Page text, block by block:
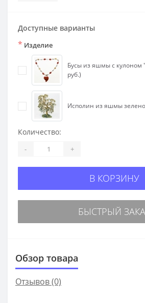
Доступные варианты
* Изделие
Бусы из яшмы с кулоном
руб.)
Исполин из яшмы
Количество:
- +
В КОРЗИНУ
БЫСТРЫЙ
Обзор товара
Отзывов (0)